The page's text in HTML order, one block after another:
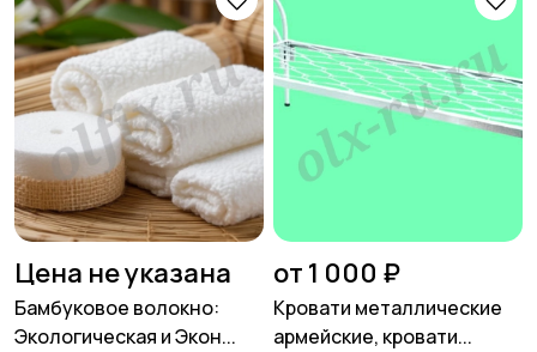
Цена не указана
Бамбуковое волокно:
Экологическая и Экон...
от 1 000 ₽
Кровати металлические
армейские, кровати...